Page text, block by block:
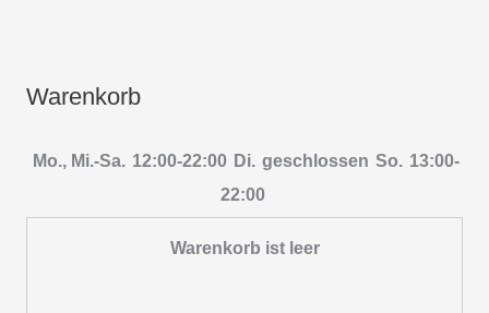
Warenkorb
Mo., Mi.-Sa. 12:00-22:00 Di. geschlossen So. 13:00-
22:00
Warenkorb ist leer